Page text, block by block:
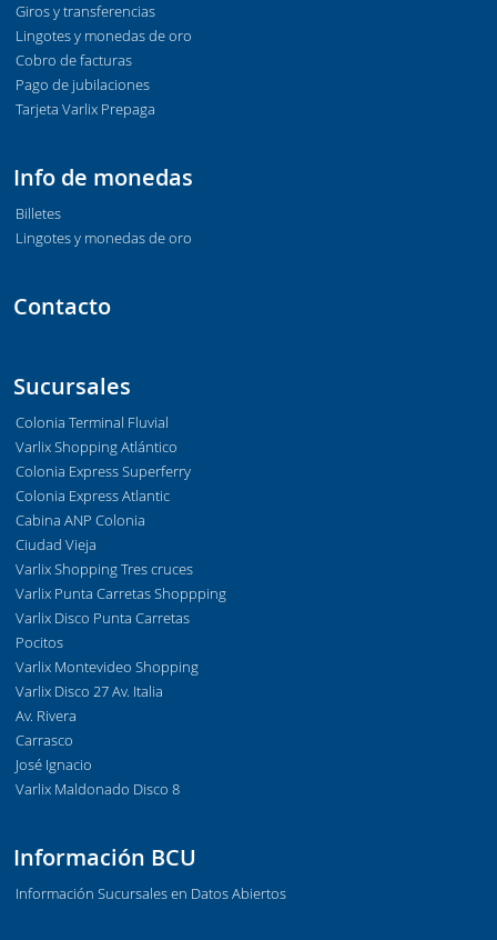
Giros y transferencias
Lingotes y monedas de oro
Cobro de facturas
Pago de jubilaciones
Tarjeta Varlix Prepaga
Información BCU
Información Sucursales en Datos Abiertos
Info de monedas
Billetes
Lingotes y monedas de oro
Contacto
Sucursales
Colonia Terminal Fluvial
Varlix Shopping Atlántico
Colonia Express Superferry
Colonia Express Atlantic
Cabina ANP Colonia
Ciudad Vieja
Varlix Shopping Tres cruces
Varlix Punta Carretas Shoppping
Varlix Disco Punta Carretas
Pocitos
Varlix Montevideo Shopping
Varlix Disco 27 Av. Italia
Av. Rivera
Carrasco
José Ignacio
Varlix Maldonado Disco 8